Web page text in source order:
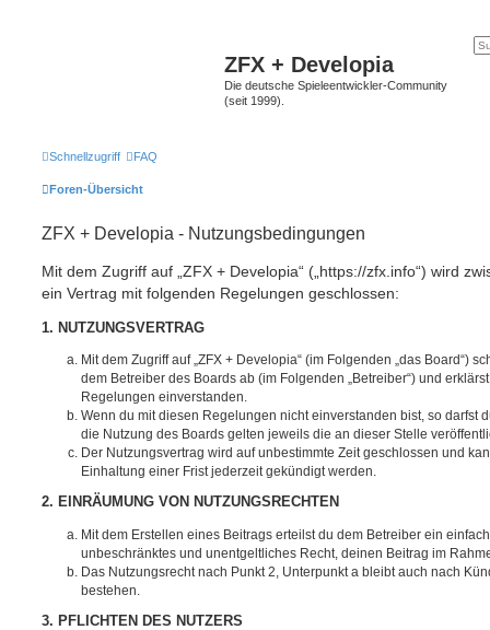
ZFX + Developia
Die deutsche Spieleentwickler-Community
(seit 1999).
Schnellzugriff FAQ
Foren-Übersicht
ZFX + Developia - Nutzungsbedingungen
Mit dem Zugriff auf „ZFX + Developia“ („https://zfx.info“) wird
ein Vertrag mit folgenden Regelungen geschlossen:
1. NUTZUNGSVERTRAG
Mit dem Zugriff auf „ZFX + Developia“ (im Folgenden „das Board“)
dem Betreiber des Boards ab (im Folgenden „Betreiber“) und
Regelungen einverstanden.
Wenn du mit diesen Regelungen nicht einverstanden bist, so darfst
die Nutzung des Boards gelten jeweils die an dieser Stelle
Der Nutzungsvertrag wird auf unbestimmte Zeit geschlossen und
Einhaltung einer Frist jederzeit gekündigt werden.
2. EINRÄUMUNG VON NUTZUNGSRECHTEN
Mit dem Erstellen eines Beitrags erteilst du dem Betreiber ein
unbeschränktes und unentgeltliches Recht, deinen Beitrag im
Das Nutzungsrecht nach Punkt 2, Unterpunkt a bleibt auch nach
bestehen.
3. PFLICHTEN DES NUTZERS